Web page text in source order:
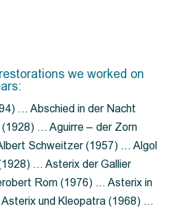
we worked on
… Abschied in der Nacht
… Aguirre – der Zorn
Schweitzer (1957) … Algol
… Asterix der Gallier
Rom (1976) … Asterix in
und Kleopatra (1968) …